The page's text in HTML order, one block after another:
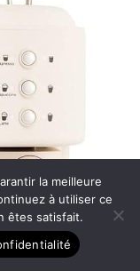
la meilleure
à utiliser ce
êtes satisfait.